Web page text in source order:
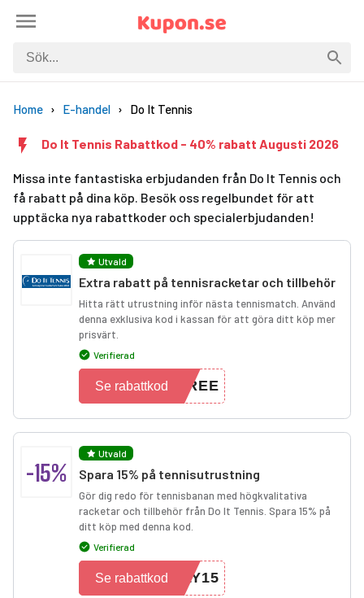
Home E-handel Do It Tennis
Do It Tennis Rabattkod - 40% rabatt Augusti 2026
Missa inte fantastiska erbjudanden från Do It Tennis och
få rabatt på dina köp. Besök oss regelbundet för att
upptäcka nya rabattkoder och specialerbjudanden!
Utvald
Extra rabatt på tennisracketar och tillbehör
Hitta rätt utrustning inför nästa tennismatch. Använd
denna exklusiva kod i kassan för att göra ditt köp mer
prisvärt.
Verifierad
FREE
Se rabattkod
-15%
Utvald
Spara 15% på tennisutrustning
Gör dig redo för tennisbanan med högkvalitativa
racketar och tillbehör från Do It Tennis. Spara 15% på
ditt köp med denna kod.
Verifierad
LY15
Se rabattkod